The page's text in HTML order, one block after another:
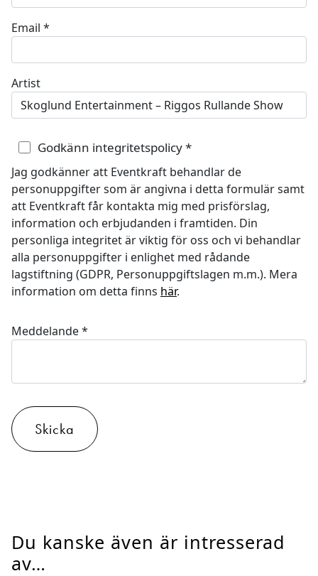
Email *
Artist
Godkänn integritetspolicy*
Jag godkänner att Eventkraft behandlar de
personuppgifter som är angivna i detta formulär samt
att Eventkraft får kontakta mig med prisförslag,
information och erbjudanden i framtiden. Din
personliga integritet är viktig för oss och vi behandlar
alla personuppgifter i enlighet med rådande
lagstiftning (GDPR, Personuppgiftslagen m.m.). Mera
information om detta finns här.
Meddelande*
Skicka
Du kanske även är intresserad
av…